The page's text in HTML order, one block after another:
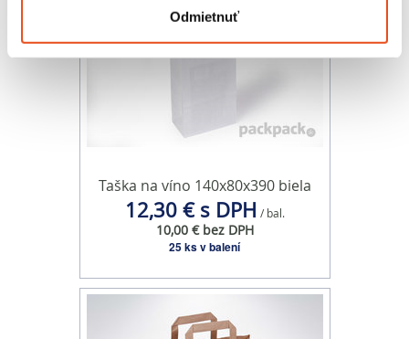
údaje, nájdete v časti svašimi nastaveniami
o používaní súborov cookie.
sociálnych médií a analýzu návštevnosti používame
oblasti sociálnych médií, inzercie a analýzy. Títo partneri
môžu príslušné informácie skombinovať s ďalšími
údajmi, ktoré ste im poskytli alebo ktoré od vás získali,
keď ste používali ich služby.
Odmietnuť
Taška na víno 140x80x390 biela
12,30 € s DPH / bal.
10,00 € bez DPH
25 ks v balení